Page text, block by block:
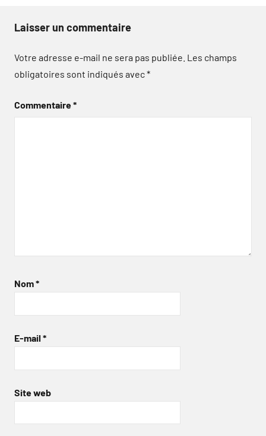
Laisser un commentaire
Votre adresse e-mail ne sera pas publiée. Les champs
obligatoires sont indiqués avec*
Commentaire*
Nom*
E-mail *
Site web